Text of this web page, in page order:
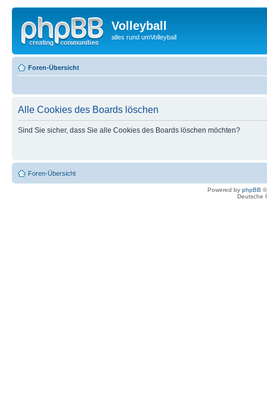
Volleyball
alles rund umVolleyball
Foren-Übersicht
Alle Cookies des Boards löschen
Sind Sie sicher, dass Sie alle Cookies des Boards löschen möchten?
Foren-Übersicht
Powered by phpBB
Deutsche